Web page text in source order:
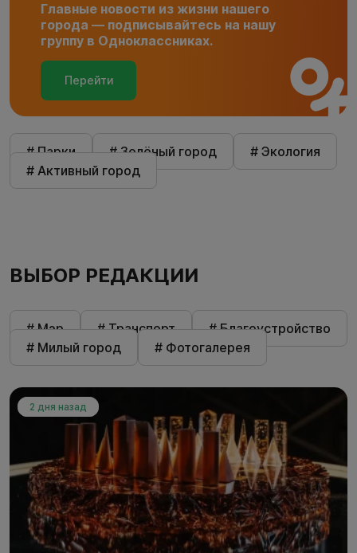
Главные новости из жизни нашего
города — подписывайтесь на нашу
группу в Одноклассниках.
Перейти
# Парки # Зелёный город
# Экология
# Активный город
ВЫБОР РЕДАКЦИИ
# Мэр # Транспорт
# Благоустройство
# Милый город
# Фотогалерея
2 дня назад